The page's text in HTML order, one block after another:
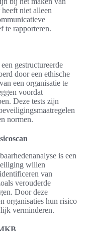
niet alleen
te rapporteren.
gestructureerde
door een ethische
een organisatie te
voordat
Deze tests zijn
normen.
is een
willen
van
verouderde
Door deze
organisaties hun risico
verminderen.